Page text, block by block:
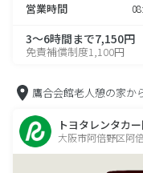
営業時間
3～6時間まで7,150円
免責補償制度1,100円
鷹合会館老人憩の家か
トヨタレンタカ
大阪市阿倍野区阿